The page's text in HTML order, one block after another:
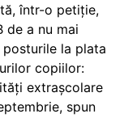
într-o petiție,
de a nu mai
la plata
copiilor:
extrașcolare
spun